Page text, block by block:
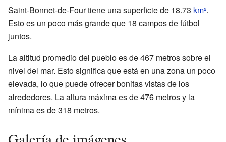
Saint-Bonnet-de-Four tiene una superficie de 18.73 km².
Esto es un poco más grande que 18 campos de fútbol
juntos.
La altitud promedio del pueblo es de 467 metros sobre el
nivel del mar. Esto significa que está en una zona un poco
elevada, lo que puede ofrecer bonitas vistas de los
alrededores. La altura máxima es de 476 metros y la
mínima es de 318 metros.